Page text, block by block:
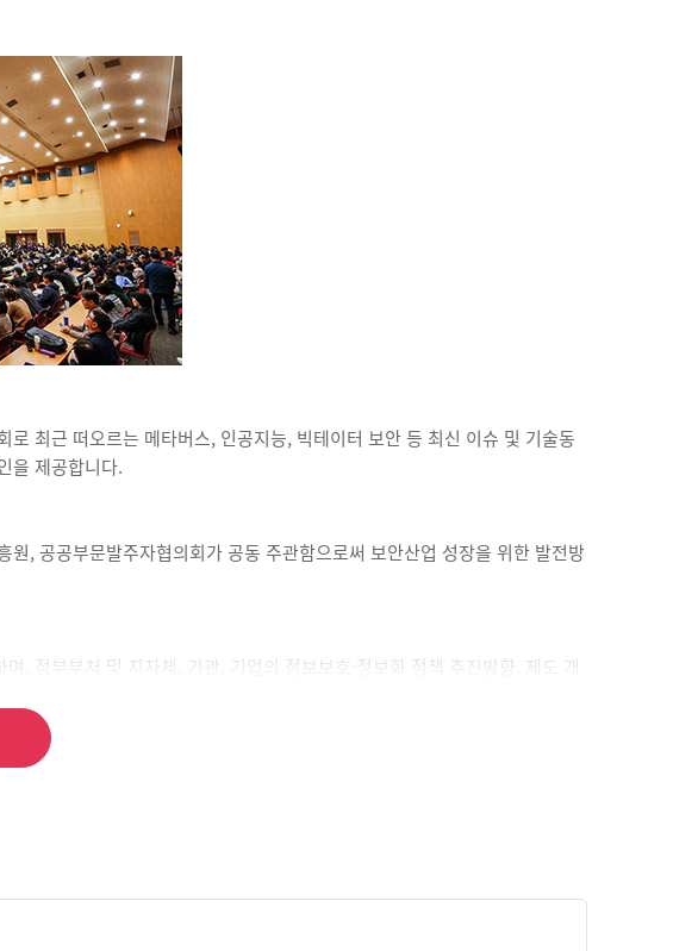
최근 떠오르는 메타버스, 인공지능, 빅테이터 보안 등 최신 이슈 및 기술동
을 제공합니다.
, 공공부문발주자협의회가 공동 주관함으로써 보안산업 성장을 위한 발전방
, 정부부처 및 지자체, 기관, 기업의 정보보호·정보화 정책 추진방향, 제도 개